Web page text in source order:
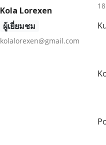
Kola Lorexen
ผู้เยี่ยมชม
kolalorexen@gmail.com